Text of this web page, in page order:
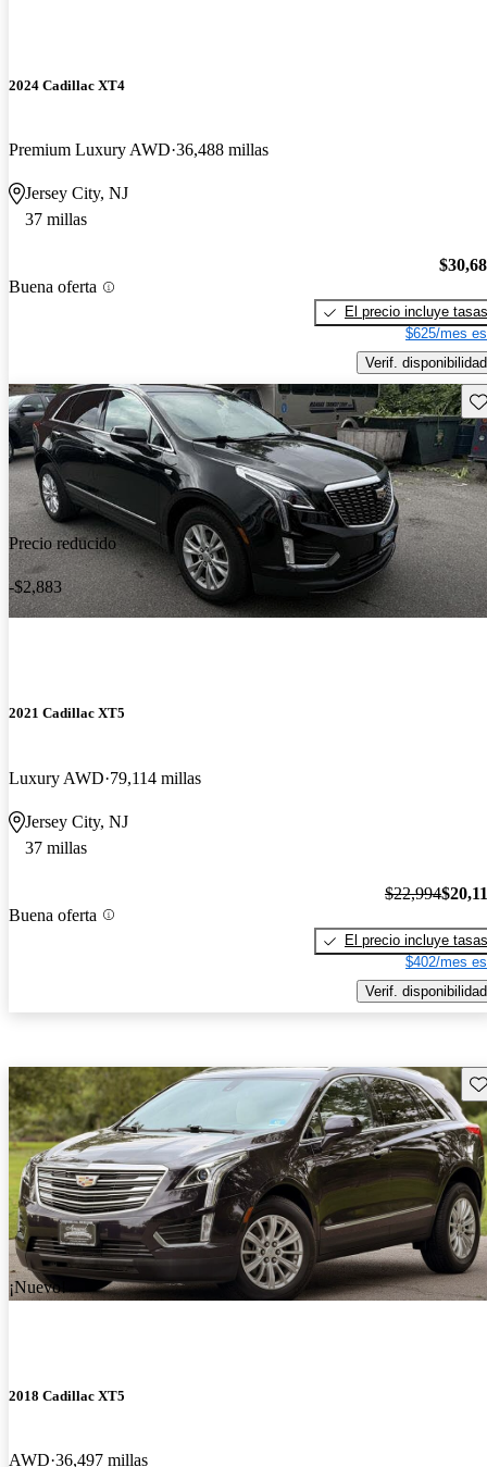
2024 Cadillac XT4
Premium Luxury AWD 36,488 millas
Jersey City, NJ
37 millas
Buena oferta
El precio incluye tasas
$625/mes
Verif. disponibilidad
Precio reducido
-$2,883
2021 Cadillac XT5
Luxury AWD 79,114 millas
Jersey City, NJ
37 millas
Buena oferta
$22,994
El precio incluye tasas
$402/mes
Verif. disponibilidad
¡Nuevo!
2018 Cadillac XT5
AWD 36,497 millas